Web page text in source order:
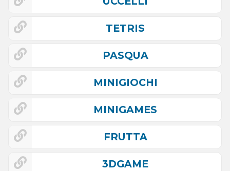
TETRIS
PASQUA
MINIGIOCHI
MINIGAMES
FRUTTA
3DGAME